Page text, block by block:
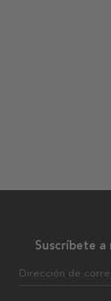
Suscríbete
Dirección de